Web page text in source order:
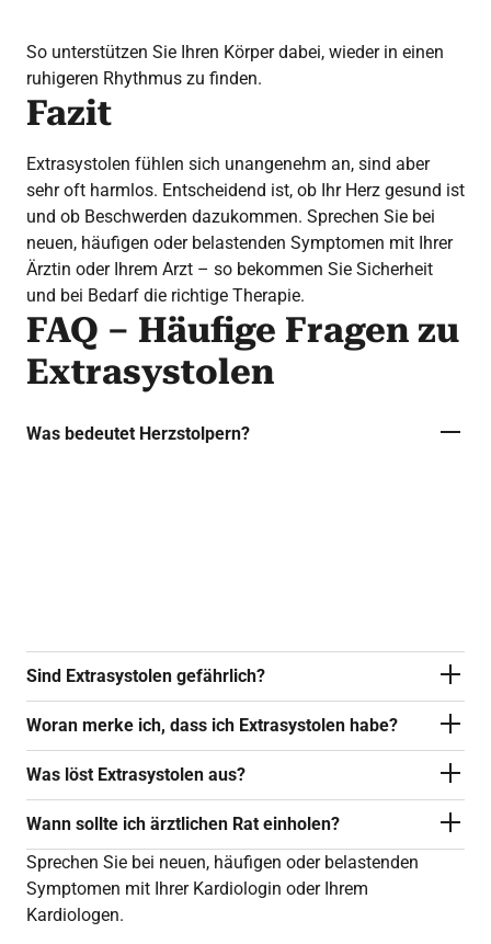
So unterstützen Sie Ihren Körper dabei, wieder in einen
ruhigeren Rhythmus zu finden.
Fazit
Extrasystolen fühlen sich unangenehm an, sind aber
sehr oft harmlos. Entscheidend ist, ob Ihr Herz gesund ist
und ob Beschwerden dazukommen. Sprechen Sie bei
neuen, häufigen oder belastenden Symptomen mit Ihrer
Ärztin oder Ihrem Arzt – so bekommen Sie Sicherheit
und bei Bedarf die richtige Therapie.
FAQ – Häufige Fragen zu
Extrasystolen
Was bedeutet Herzstolpern?
Sind Extrasystolen gefährlich?
Woran merke ich, dass ich Extrasystolen habe?
Was löst Extrasystolen aus?
Wann sollte ich ärztlichen Rat einholen?
Sprechen Sie bei neuen, häufigen oder belastenden
Symptomen mit Ihrer Kardiologin oder Ihrem
Kardiologen.